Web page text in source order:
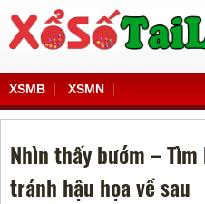
XSMB XSMN
Nhìn thấy bướm –
tránh hậu họa về sau